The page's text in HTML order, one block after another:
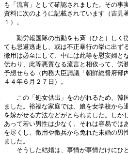
も「流言」として確認されました。その事
資料に次のように記載されています（吉見
１）。
勤労報国隊の出動をも斉（ひと）しく
ても忌避逃走し、或は不正暴行の挙に出ず
徴用は必至にして、中には此等を慰安婦と
伝わり、此等悪質なる流言と相俟って、労
予想せらる（内務大臣請議「朝鮮総督府部
４４年６月２７日）。
この「処女供出」をのがれるため、韓
ました。裕福な家庭では、娘を女学校から
を嫁がせる方法などがとられました。しか
あって若い男性は少なく、それは容易では
を尽くし、徴用や徴兵から免れた未婚の男
ました。
そうした結婚は、事情が事情だけにひ